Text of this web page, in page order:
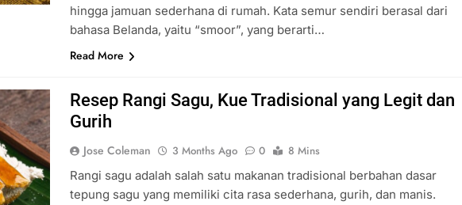
hingga jamuan sederhana di rumah. Kata semur sendiri berasal dari
bahasa Belanda, yaitu “smoor”, yang berarti…
Read More
Resep Rangi Sagu, Kue Tradisional yang Legit dan
Gurih
Jose Coleman 3 Months Ago 0
8 Mins
Rangi sagu adalah salah satu makanan tradisional berbahan dasar
tepung sagu yang memiliki cita rasa sederhana, gurih, dan manis.